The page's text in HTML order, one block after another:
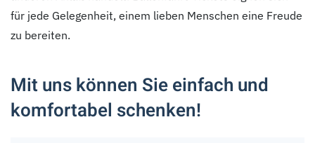
für jede Gelegenheit, einem lieben Menschen eine Freude
zu bereiten.
Mit uns können Sie einfach und
komfortabel schenken!